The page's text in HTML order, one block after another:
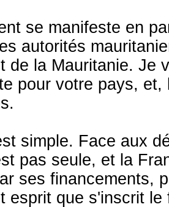
se manifeste en
autorités
de la Mauritanie. Je
pour votre pays,
simple. Face aux
pas seule, et la
ses financements,
esprit que s'inscrit